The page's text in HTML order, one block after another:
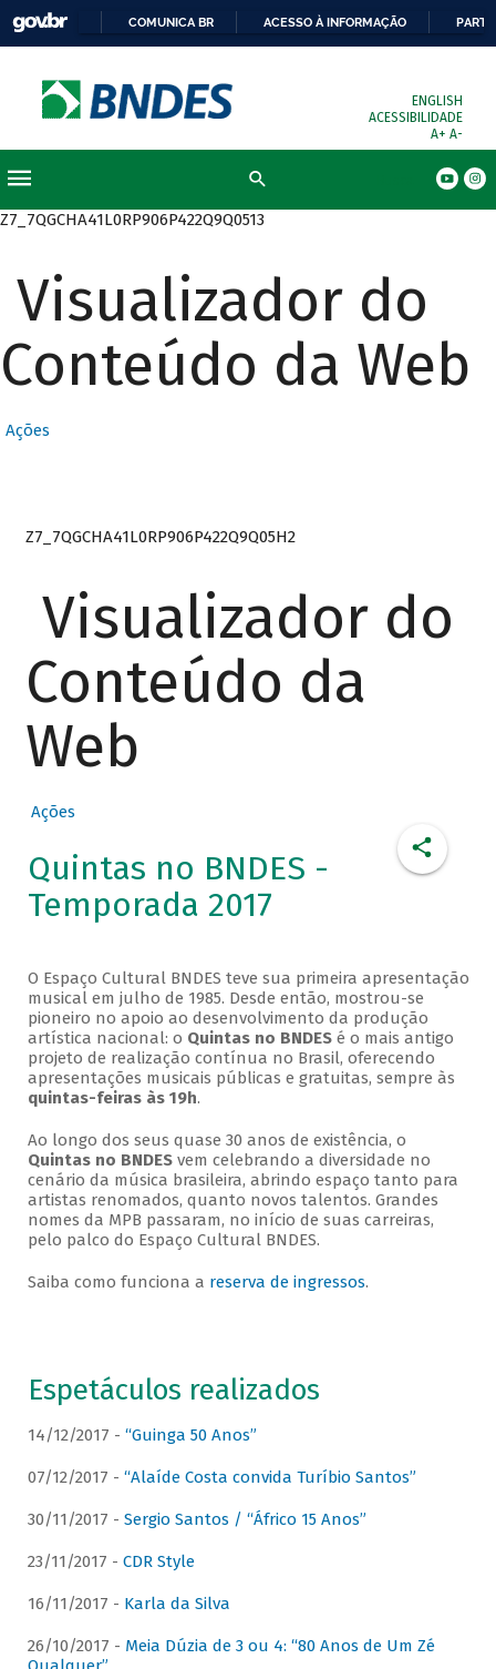
COMUNICA BR ACESSO À INFORMAÇÃO
ENGLISH
ACESSIBILIDADE
A+ A-
Z7_7QGCHA41L0RP906P422Q9Q0513
Visualizador do
Conteúdo da Web
Ações
Z7_7QGCHA41L0RP906P422Q9Q05H2
Visualizador do
Conteúdo da
Web
Ações
Quintas no BNDES -
Temporada 2017
O Espaço Cultural BNDES teve sua primeira apresentação
musical em julho de 1985. Desde então, mostrou-se
pioneiro no apoio ao desenvolvimento da produção
artística nacional: o Quintas no BNDESé o mais antigo
projeto de realização contínua no Brasil, oferecendo
apresentações musicais públicas e gratuitas, sempre às
quintas-feiras às 19h.
Ao longo dos seus quase 30 anos de existência, o
Quintas no BNDESvem celebrando a diversidade no
cenário da música brasileira, abrindo espaço tanto para
artistas renomados, quanto novos talentos. Grandes
nomes da MPB passaram, no início de suas carreiras,
pelo palco do Espaço Cultural BNDES.
Saiba como funciona a reserva de ingressos.
Espetáculos realizados
14/12/2017 - “Guinga 50 Anos”
07/12/2017 - “Alaíde Costa convida Turíbio Santos”
30/11/2017 - Sergio Santos / “Áfrico 15 Anos”
23/11/2017 - CDR Style
16/11/2017 - Karla da Silva
26/10/2017 - Meia Dúzia de 3 ou 4: “80 Anos de Um Zé